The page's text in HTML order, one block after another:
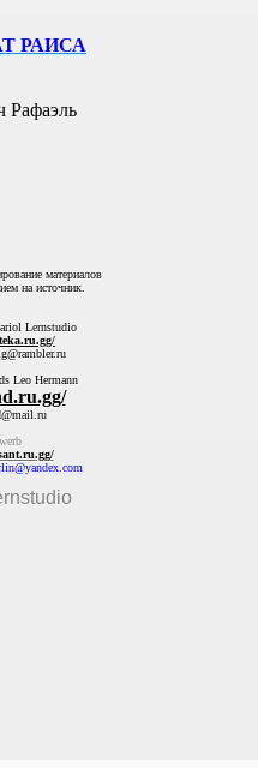
РАИСА
Рафаэль
материалов
на источник.
Lernstudio
Leo Hermann